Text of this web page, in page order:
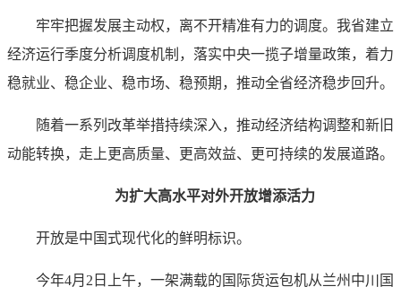
牢牢把握发展主动权，离不开精准有力的调度。我省建立
经济运行季度分析调度机制，落实中央一揽子增量政策，着力
稳就业、稳企业、稳市场、稳预期，推动全省经济稳步回升。
随着一系列改革举措持续深入，推动经济结构调整和新旧
动能转换，走上更高质量、更高效益、更可持续的发展道路。
为扩大高水平对外开放增添活力
开放是中国式现代化的鲜明标识。
今年4月2日上午，一架满载的国际货运包机从兰州中川国